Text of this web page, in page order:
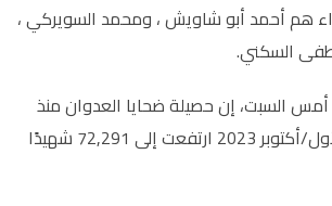
هم أحمد أبو شاويش ، ومحمد السويركي ،
السكني.
أمس السبت، إن حصيلة ضحايا العدوان منذ
السابع من تشرين الأول/أكتوبر 2023 ارتفعت إلى 72,291 شهيدًا